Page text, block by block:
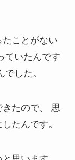
ことがない
ていたんです
した。
たので、
思
たんです。